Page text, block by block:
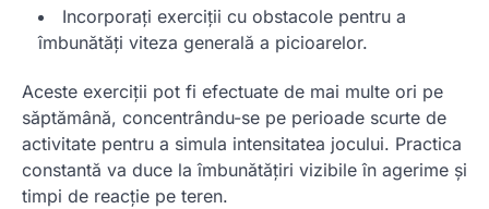
Incorporați exerciții cu obstacole pentru a
îmbunătăți viteza generală a picioarelor.
Aceste exerciții pot fi efectuate de mai multe ori pe
săptămână, concentrându-se pe perioade scurte de
activitate pentru a simula intensitatea jocului. Practica
constantă va duce la îmbunătățiri vizibile în agerime și
timpi de reacție pe teren.